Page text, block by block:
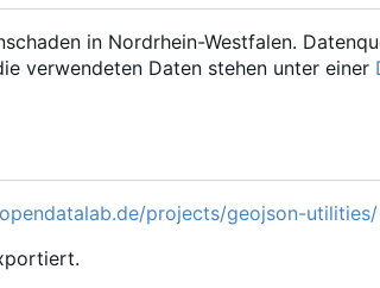
in Nordrhein-Westfalen.
verwendeten Daten stehen unter einer
projects/geojson-utilities/